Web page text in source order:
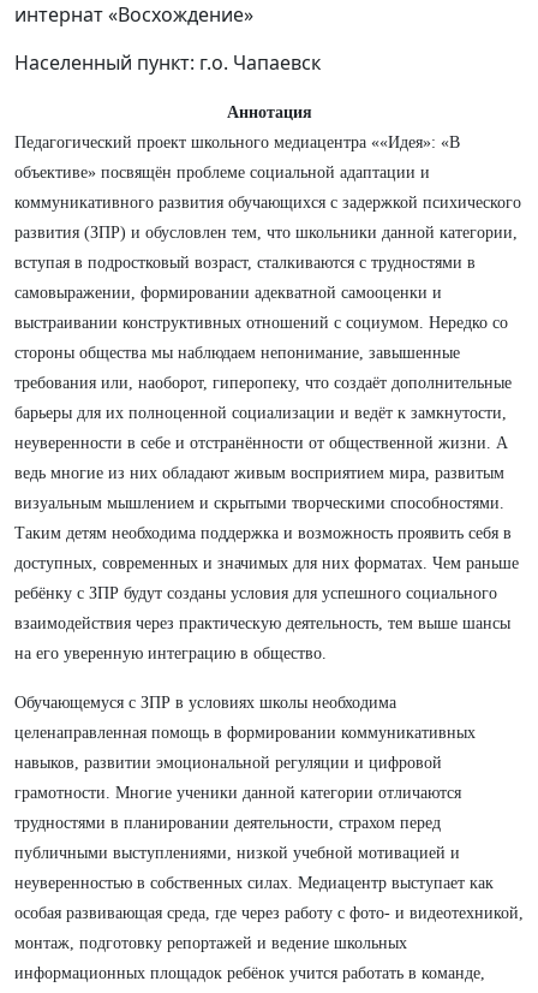
интернат «Восхождение»
Населенный пункт: г.о. Чапаевск
Аннотация
Педагогический проект школьного медиацентра ««Идея»: «В
объективе» посвящён проблеме социальной адаптации и
коммуникативного развития обучающихся с задержкой психического
развития (ЗПР) и обусловлен тем, что школьники данной категории,
вступая в подростковый возраст, сталкиваются с трудностями в
самовыражении, формировании адекватной самооценки и
выстраивании конструктивных отношений с социумом. Нередко со
стороны общества мы наблюдаем непонимание, завышенные
требования или, наоборот, гиперопеку, что создаёт дополнительные
барьеры для их полноценной социализации и ведёт к замкнутости,
неуверенности в себе и отстранённости от общественной жизни. А
ведь многие из них обладают живым восприятием мира, развитым
визуальным мышлением и скрытыми творческими способностями.
Таким детям необходима поддержка и возможность проявить себя в
доступных, современных и значимых для них форматах. Чем раньше
ребёнку с ЗПР будут созданы условия для успешного социального
взаимодействия через практическую деятельность, тем выше шансы
на его уверенную интеграцию в общество.
Обучающемуся с ЗПР в условиях школы необходима
целенаправленная помощь в формировании коммуникативных
навыков, развитии эмоциональной регуляции и цифровой
грамотности. Многие ученики данной категории отличаются
трудностями в планировании деятельности, страхом перед
публичными выступлениями, низкой учебной мотивацией и
неуверенностью в собственных силах. Медиацентр выступает как
особая развивающая среда, где через работу с фото- и видеотехникой,
монтаж, подготовку репортажей и ведение школьных
информационных площадок ребёнок учится работать в команде,